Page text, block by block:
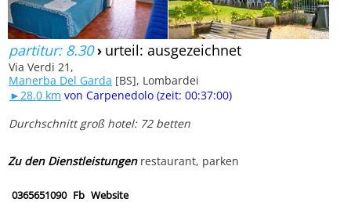
partitur: 8.30› urteil: ausgezeichnet
Via Verdi 21,
Manerba Del Garda [BS], Lombardei
►28.0 km von Carpenedolo (zeit: 00:37:00)
Durchschnitt groß hotel: 72 betten
Zu den Dienstleistungenrestaurant, parken
0365651090 Fb Website